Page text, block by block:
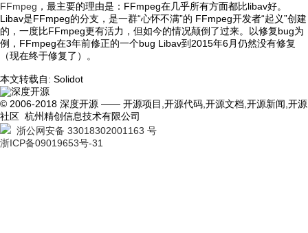
FFmpeg ，最主要的理由是：FFmpeg在几乎所有方面都比libav好。
Libav是FFmpeg的分支，是一群“心怀不满”的 FFmpeg开发者“起义”创建
的，一度比FFmpeg更有活力，但如今的情况颠倒了过来。以修复bug为
例，FFmpeg在3年前修正的一个bug Libav到2015年6月仍然没有修复
（现在终于修复了）。
本文转载自: Solidot
© 2006-2018 深度开源 —— 开源项目,开源代码,开源文档,开源新闻,开源
社区 杭州精创信息技术有限公司
浙公网安备 33018302001163 号
浙ICP备09019653号-31